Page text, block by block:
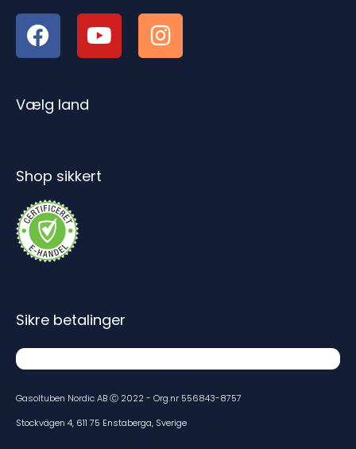
Vælg land
Shop sikkert
Gasoltuben Nordic AB Ⓒ 2022 - Org.nr 556843-8757
Stockvägen 4, 611 75 Enstaberga, Sverige
Sikre betalinger